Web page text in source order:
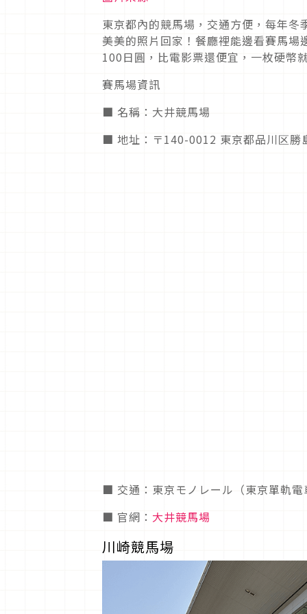
東京都內的競馬場，交通方便，每年
美美的照片回家！餐廳裡能邊看賽馬
100日圓，比電影票還便宜，一枚硬幣
賽馬場資訊
■ 名稱：大井競馬場
■ 地址：〒140-0012 東京都品川区勝
■ 交通：東京モノレール（東京單軌
■ 官網： 大井競馬場
川崎競馬場